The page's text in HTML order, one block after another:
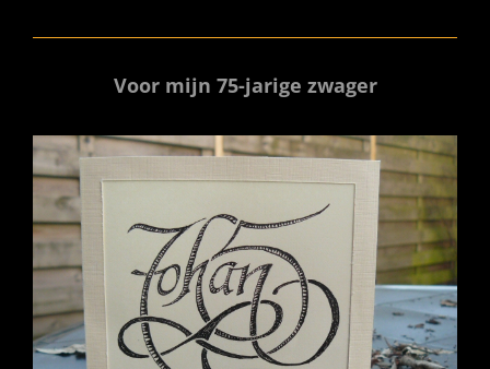
Voor mijn 75-jarige zwager